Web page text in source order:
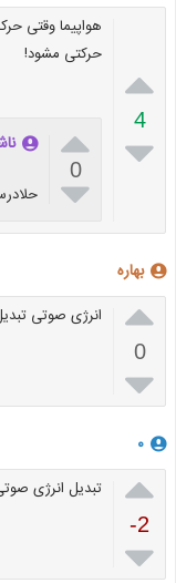

4

هواپیما وقتی
حرکتی مشود!

0

بهاره

0

انرژی صوتی
۰

-2

تبدیل انرژی